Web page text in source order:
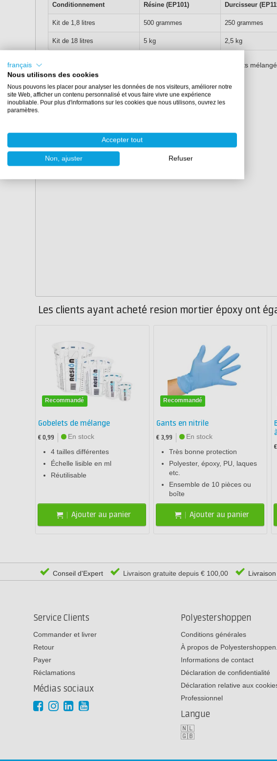
Conditionnement Résine (EP101) Durcisseur
Kit de 1,8 litres 500 grammes 250 grammes
Kit de 18 litres 5 kg 2,5 kg
le volume du kit correspond au volume des 3 composants
charge)
Les clients ayant acheté resion mortier époxy ont
Recommandé
Gobelets de mélange
€ 0,99
En stock
4 tailles différentes
Échelle lisible en ml
Réutilisable
Ajouter au panier
Recommandé
Gants en nitrile
€ 3,99
En stock
Très bonne protection
Polyester, époxy, PU, laques
etc.
Ensemble de 10 pièces ou
boîte
Ajouter au panier
Conseil d'Expert Livraison gratuite depuis € 100,00
Service Clients
Commander et livrer
Retour
Payer
Réclamations
Médias sociaux
Polyestershoppen
Conditions générales
À propos de
Informations de contact
Déclaration de confidentialité
Déclaration relative aux
Professionnel
Langue
🇳🇱
🇬🇧
français
Nous utilisons des cookies
Nous pouvons les placer pour analyser les données de nos visiteurs, améliorer notre
site Web, afficher un contenu personnalisé et vous faire vivre une expérience
inoubliable. Pour plus d'informations sur les cookies que nous utilisons, ouvrez les
paramètres.
Accepter tout
Non, ajuster Refuser